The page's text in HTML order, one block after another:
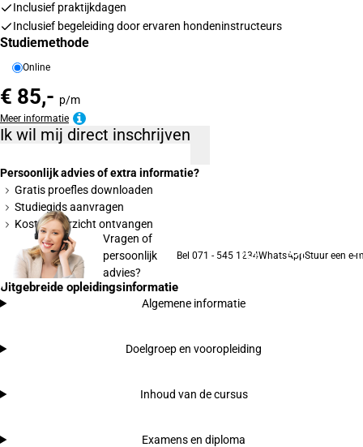
Inclusief praktijkdagen
Inclusief begeleiding door ervaren hondeninstructeurs
Studiemethode
Online
€ 85,- p/m
Meer informatie
Ik wil mij direct inschrijven
Persoonlijk advies of extra informatie?
Gratis proefles downloaden
Studiegids aanvragen
Kostenoverzicht ontvangen
Vragen of
persoonlijk
advies?
Bel 071 - 545 1234WhatsAppStuur een e-
Uitgebreide opleidingsinformatie
Algemene informatie
Doelgroep en vooropleiding
Inhoud van de cursus
Examens en diploma